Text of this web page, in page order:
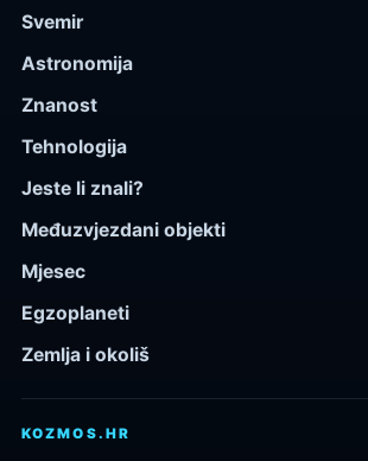
Svemir
Astronomija
Znanost
Tehnologija
Jeste li znali?
Međuzvjezdani objekti
Mjesec
Egzoplaneti
Zemlja i okoliš
KOZMOS.HR